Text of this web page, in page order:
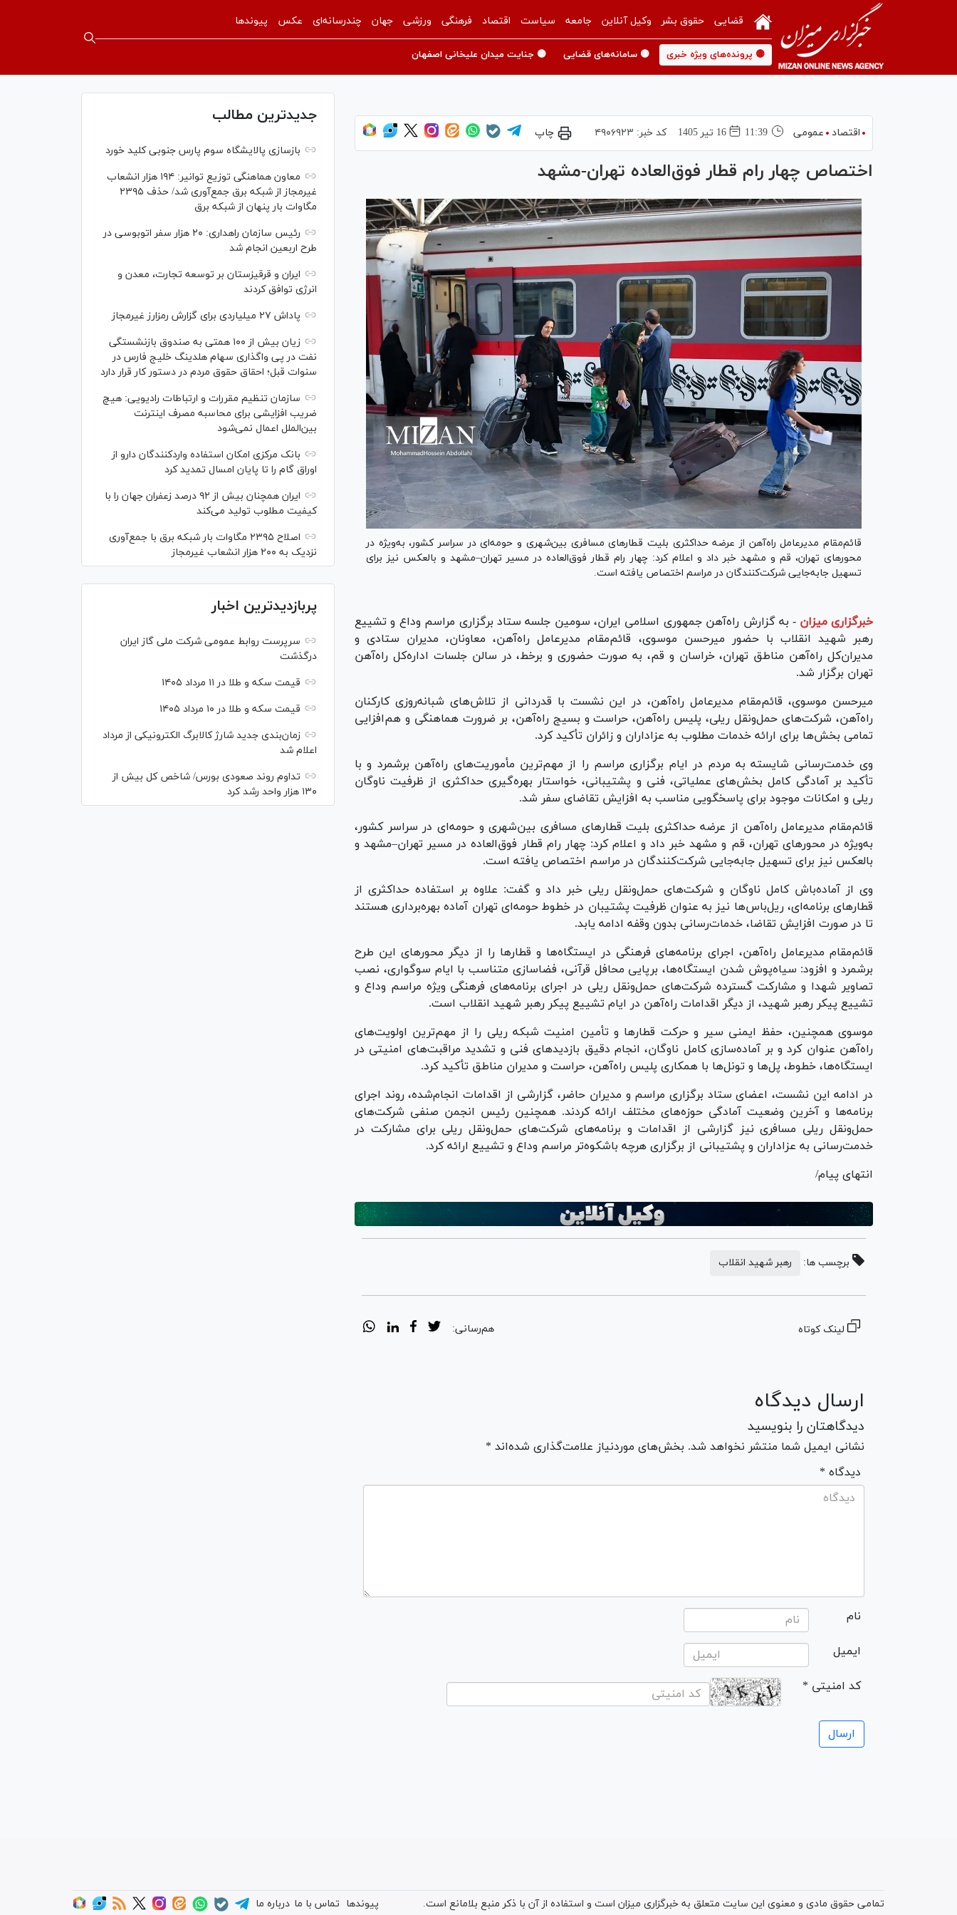
قضایی حقوق بشر وکیل آنلاین جامعه سیاست اقتصاد فرهنگی ورزشی جهان چندرسانه‌ای عکس پیوندها
🟡 پرونده‌های ویژه خبری 🟡 سامانه‌های قضایی 🟡 جنایت میدان علیخانی اصفهان
اقتصاد عمومی 11:39 16 تير 1405 کد خبر: ۴۹۰۶۹۲۳ چاپ
اختصاص چهار رام قطار فوق‌العاده تهران-مشهد
قائم‌مقام مدیرعامل راه‌آهن از عرضه حداکثری بلیت قطار‌های مسافری بین‌شهری و حومه‌ای در سراسر کشور، به‌ویژه در
محور‌های تهران، قم و مشهد خبر داد و اعلام کرد: چهار رام قطار فوق‌العاده در مسیر تهران–مشهد و بالعکس نیز برای
تسهیل جابه‌جایی شرکت‌کنندگان در مراسم اختصاص یافته است.
خبرگزاری میزان - به گزارش راه‌آهن جمهوری اسلامی ایران، سومین جلسه ستاد برگزاری مراسم وداع و تشییع
رهبر شهید انقلاب با حضور میرحسن موسوی، قائم‌مقام مدیرعامل راه‌آهن، معاونان، مدیران ستادی و
مدیران‌کل راه‌آهن مناطق تهران، خراسان و قم، به صورت حضوری و برخط، در سالن جلسات اداره‌کل راه‌آهن
تهران برگزار شد.
میرحسن موسوی، قائم‌مقام مدیرعامل راه‌آهن، در این نشست با قدردانی از تلاش‌های شبانه‌روزی کارکنان
راه‌آهن، شرکت‌های حمل‌ونقل ریلی، پلیس راه‌آهن، حراست و بسیج راه‌آهن، بر ضرورت هماهنگی و هم‌افزایی
تمامی بخش‌ها برای ارائه خدمات مطلوب به عزاداران و زائران تأکید کرد.
وی خدمت‌رسانی شایسته به مردم در ایام برگزاری مراسم را از مهم‌ترین مأموریت‌های راه‌آهن برشمرد و با
تأکید بر آمادگی کامل بخش‌های عملیاتی، فنی و پشتیبانی، خواستار بهره‌گیری حداکثری از ظرفیت ناوگان
ریلی و امکانات موجود برای پاسخگویی مناسب به افزایش تقاضای سفر شد.
قائم‌مقام مدیرعامل راه‌آهن از عرضه حداکثری بلیت قطارهای مسافری بین‌شهری و حومه‌ای در سراسر کشور،
به‌ویژه در محورهای تهران، قم و مشهد خبر داد و اعلام کرد: چهار رام قطار فوق‌العاده در مسیر تهران–مشهد و
بالعکس نیز برای تسهیل جابه‌جایی شرکت‌کنندگان در مراسم اختصاص یافته است.
وی از آماده‌باش کامل ناوگان و شرکت‌های حمل‌ونقل ریلی خبر داد و گفت: علاوه بر استفاده حداکثری از
قطارهای برنامه‌ای، ریل‌باس‌ها نیز به عنوان ظرفیت پشتیبان در خطوط حومه‌ای تهران آماده بهره‌برداری هستند
تا در صورت افزایش تقاضا، خدمات‌رسانی بدون وقفه ادامه یابد.
قائم‌مقام مدیرعامل راه‌آهن، اجرای برنامه‌های فرهنگی در ایستگاه‌ها و قطارها را از دیگر محورهای این طرح
برشمرد و افزود: سیاه‌پوش شدن ایستگاه‌ها، برپایی محافل قرآنی، فضاسازی متناسب با ایام سوگواری، نصب
تصاویر شهدا و مشارکت گسترده شرکت‌های حمل‌ونقل ریلی در اجرای برنامه‌های فرهنگی ویژه مراسم وداع و
تشییع پیکر رهبر شهید، از دیگر اقدامات راه‌آهن در ایام تشییع پیکر رهبر شهید انقلاب است.
موسوی همچنین، حفظ ایمنی سیر و حرکت قطارها و تأمین امنیت شبکه ریلی را از مهم‌ترین اولویت‌های
راه‌آهن عنوان کرد و بر آماده‌سازی کامل ناوگان، انجام دقیق بازدیدهای فنی و تشدید مراقبت‌های امنیتی در
ایستگاه‌ها، خطوط، پل‌ها و تونل‌ها با همکاری پلیس راه‌آهن، حراست و مدیران مناطق تأکید کرد.
در ادامه این نشست، اعضای ستاد برگزاری مراسم و مدیران حاضر، گزارشی از اقدامات انجام‌شده، روند اجرای
برنامه‌ها و آخرین وضعیت آمادگی حوزه‌های مختلف ارائه کردند. همچنین رئیس انجمن صنفی شرکت‌های
حمل‌ونقل ریلی مسافری نیز گزارشی از اقدامات و برنامه‌های شرکت‌های حمل‌ونقل ریلی برای مشارکت در
خدمت‌رسانی به عزاداران و پشتیبانی از برگزاری هرچه باشکوه‌تر مراسم وداع و تشییع ارائه کرد.
انتهای پیام/
برچسب ها: رهبر شهید انقلاب
لینک کوتاه هم‌رسانی:
ارسال دیدگاه
دیدگاهتان را بنویسید
نشانی ایمیل شما منتشر نخواهد شد. بخش‌های موردنیاز علامت‌گذاری شده‌اند *
* دیدگاه
نام
ایمیل
* کد امنیتی
جدیدترین مطالب
بازسازی پالایشگاه سوم پارس جنوبی کلید خورد
معاون هماهنگی توزیع توانیر: ۱۹۴ هزار انشعاب
غیرمجاز از شبکه برق جمع‌آوری شد/ حذف ۲۳۹۵
مگاوات بار پنهان از شبکه برق
رئیس سازمان راهداری: ۲۰ هزار سفر اتوبوسی در
طرح اربعین انجام شد
ایران و قرقیزستان بر توسعه تجارت، معدن و
انرژی توافق کردند
پاداش ۲۷ میلیاردی برای گزارش رمزارز غیرمجاز
زیان بیش از ۱۰۰ همتی به صندوق بازنشستگی
نفت در پی واگذاری سهام هلدینگ خلیج فارس در
سنوات قبل؛ احقاق حقوق مردم در دستور کار قرار دارد
سازمان تنظیم مقررات و ارتباطات رادیویی: هیچ
ضریب افزایشی برای محاسبه مصرف اینترنت
بین‌الملل اعمال نمی‌شود
بانک مرکزی امکان استفاده واردکنندگان دارو از
اوراق گام را تا پایان امسال تمدید کرد
ایران همچنان بیش از ۹۲ درصد زعفران جهان را با
کیفیت مطلوب تولید می‌کند
اصلاح ۲۳۹۵ مگاوات بار شبکه برق با جمع‌آوری
نزدیک به ۲۰۰ هزار انشعاب غیرمجاز
پربازدیدترین اخبار
سرپرست روابط عمومی شرکت ملی گاز ایران
درگذشت
قیمت سکه و طلا در ۱۱ مرداد ۱۴۰۵
قیمت سکه و طلا در ۱۰ مرداد ۱۴۰۵
زمان‌بندی جدید شارژ کالابرگ الکترونیکی از مرداد
اعلام شد
تداوم روند صعودی بورس/ شاخص کل بیش از
۱۳۰ هزار واحد رشد کرد
تمامی حقوق مادی و معنوی این سایت متعلق به خبرگزاری میزان است و استفاده از آن با ذکر منبع بلامانع است.
پیوندها تماس با ما درباره ما